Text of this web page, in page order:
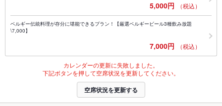
5,000円 （税込）
ベルギー伝統料理が存分に堪能できるプラン！【厳選ベルギービール3種飲み放題
\7,000】
7,000円 （税込）
カレンダーの更新に失敗しました。
下記ボタンを押して空席状況を更新してください。
空席状況を更新する